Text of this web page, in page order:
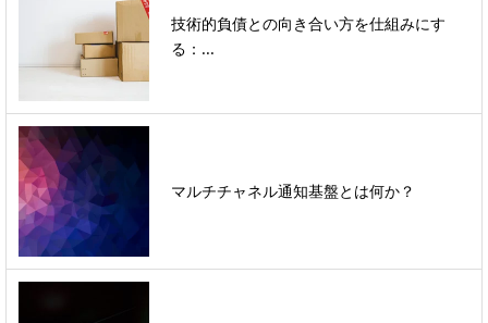
技術的負債との向き合い方を仕組みにす
る：...
マルチチャネル通知基盤とは何か？